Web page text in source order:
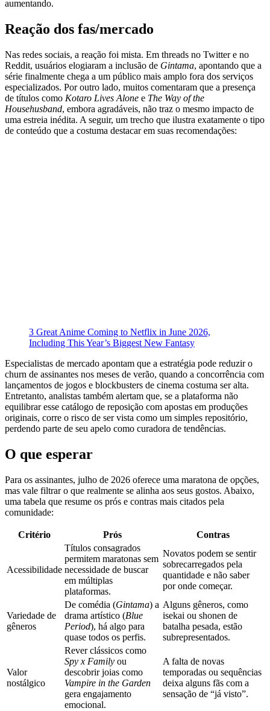
aumentando.
Reação dos fas/mercado
Nas redes sociais, a reação foi mista. Em threads no Twitter e no
Reddit, usuários elogiaram a inclusão de Gintama, apontando que a
série finalmente chega a um público mais amplo fora dos serviços
especializados. Por outro lado, muitos comentaram que a presença
de títulos como Kotaro Lives Alone e The Way of the
Househusband, embora agradáveis, não traz o mesmo impacto de
uma estreia inédita. A seguir, um trecho que ilustra exatamente o tipo
de conteúdo que a costuma destacar em suas recomendações:
3 Great Anime Coming to Netflix in June 2026,
Including This Year’s Biggest New Fantasy
Especialistas de mercado apontam que a estratégia pode reduzir o
churn de assinantes nos meses de verão, quando a concorrência com
lançamentos de jogos e blockbusters de cinema costuma ser alta.
Entretanto, analistas também alertam que, se a plataforma não
equilibrar esse catálogo de reposição com apostas em produções
originais, corre o risco de ser vista como um simples repositório,
perdendo parte de seu apelo como curadora de tendências.
O que esperar
Para os assinantes, julho de 2026 oferece uma maratona de opções,
mas vale filtrar o que realmente se alinha aos seus gostos. Abaixo,
uma tabela que resume os prós e contras mais citados pela
comunidade:
Critério Prós Contras
Acessibilidade
Títulos consagrados
permitem maratonas sem
necessidade de buscar
em múltiplas
plataformas.
Novatos podem se sentir
sobrecarregados pela
quantidade e não saber
por onde começar.
Variedade de
gêneros
De comédia (Gintama) a
drama artístico (Blue
Period), há algo para
quase todos os perfis.
Alguns gêneros, como
isekai ou shonen de
batalha pesada, estão
subrepresentados.
Valor
nostálgico
Rever clássicos como
Spy x Family ou
descobrir joias como
Vampire in the Garden
gera engajamento
emocional.
A falta de novas
temporadas ou sequências
deixa alguns fãs com a
sensação de “já visto”.